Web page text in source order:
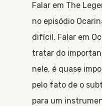
Falar em The
no episódio
difícil. Falar em
tratar do
nele, é quase
pelo fato de o
para um